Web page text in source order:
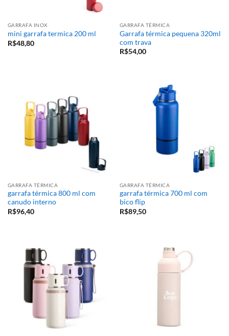
GARRAFA INOX
mini garrafa termica 200 ml
R$48,80
GARRAFA TÉRMICA
Garrafa térmica pequena 320ml
com trava
R$54,00
GARRAFA TÉRMICA
garrafa térmica 800 ml com
canudo interno
R$96,40
GARRAFA TÉRMICA
garrafa térmica 700 ml com
bico flip
R$89,50